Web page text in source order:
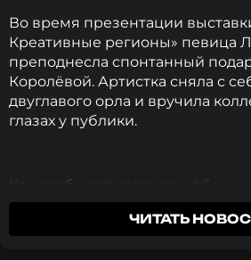
Во время презентации
Креативные регионы» певица
преподнесла спонтанный
Королёвой. Артистка сняла с
двуглавого орла и вручила
глазах у публики.
Как сообщает издание «Абзац»
поступок проявлением
Певица заявила:«Потому что
ЧИТАТЬ